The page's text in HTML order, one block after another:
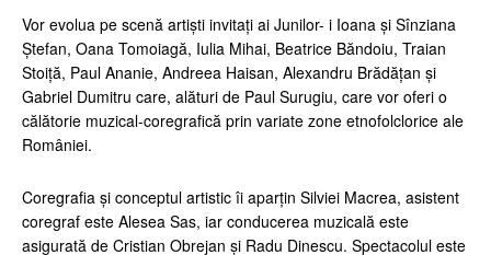
Vor evolua pe scenă artiști invitați ai Junilor- i Ioana și Sînziana
Ștefan, Oana Tomoiagă, Iulia Mihai, Beatrice Băndoiu, Traian
Stoiță, Paul Ananie, Andreea Haisan, Alexandru Brădățan și
Gabriel Dumitru care, alături de Paul Surugiu, care vor oferi o
călătorie muzical-coregrafică prin variate zone etnofolclorice ale
României.
Coregrafia și conceptul artistic îi aparțin Silviei Macrea, asistent
coregraf este Alesea Sas, iar conducerea muzicală este
asigurată de Cristian Obrejan și Radu Dinescu. Spectacolul este